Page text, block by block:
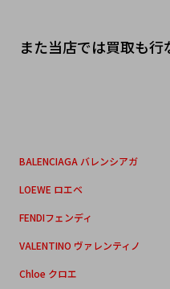
また当店では買取も行
BALENCIAGA バレンシアガ
LOEWE ロエベ
FENDIフェンディ
VALENTINO ヴァレンティノ
Chloe クロエ